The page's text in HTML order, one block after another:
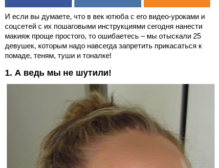
И если вы думаете, что в век ютюба с его видео-уроками и
соцсетей с их пошаговыми инструкциями сегодня нанести
макияж проще простого, то ошибаетесь – мы отыскали 25
девушек, которым надо навсегда запретить прикасаться к
помаде, теням, туши и тоналке!
1. А ведь мы не шутили!